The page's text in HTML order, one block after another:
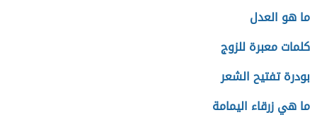
ما هو العدل
كلمات معبرة للزوج
بودرة تفتيح الشعر
ما هي زرقاء اليمامة